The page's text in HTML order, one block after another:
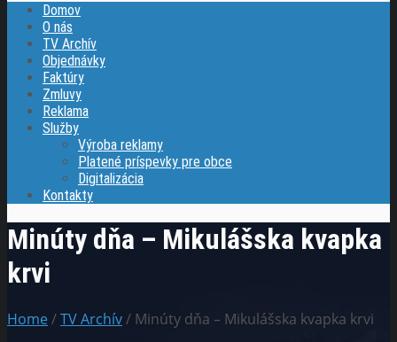
Domov
O nás
TV Archív
Objednávky
Faktúry
Zmluvy
Reklama
Služby
Výroba reklamy
Platené príspevky pre obce
Digitalizácia
Kontakty
Minúty dňa – Mikulášska kvapka
krvi
Home/TV Archív/ Minúty dňa – Mikulášska kvapka krvi